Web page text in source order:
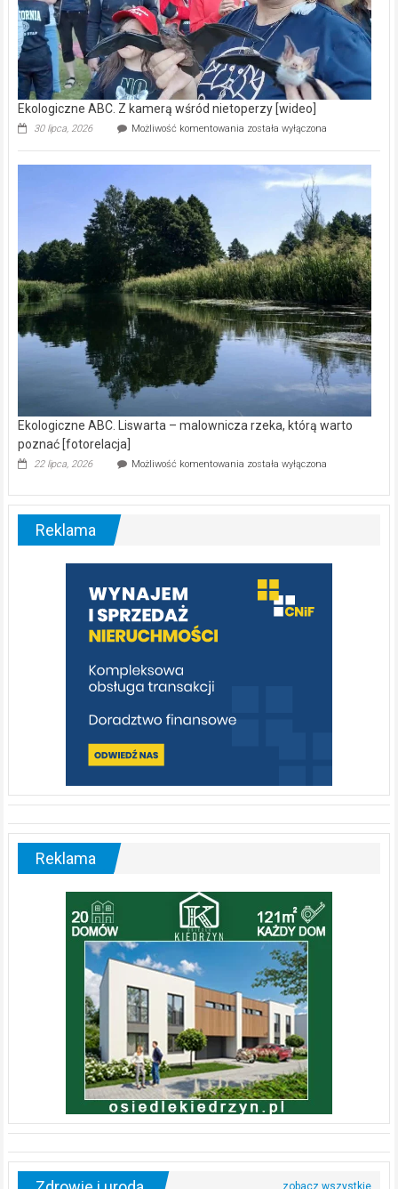
Ekologiczne ABC. Z kamerą wśród nietoperzy [wideo]
30 lipca, 2026 Możliwość komentowania Ekologiczne
kamerą
wśród
została wyłączona
Ekologiczne ABC. Liswarta – malownicza rzeka, którą warto
poznać [fotorelacja]
22 lipca, 2026 Możliwość komentowania Ekologiczne
–
warto
poznać
[fotorelacja]
została wyłączona
Reklama
Reklama